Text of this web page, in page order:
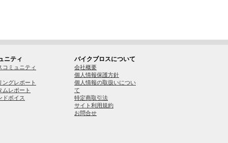
ニティ
コミュニティ
ングレポート
ムレポート
ドボイス
バイクブロスについて
会社概要
個人情報保護方針
個人情報の取扱いについ
て
特定商取引法
サイト利用規約
お問合せ